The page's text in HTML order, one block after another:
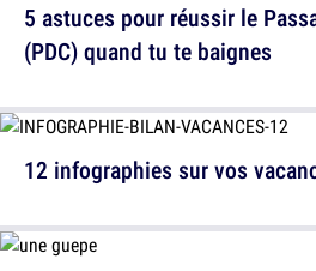
12 infographies sur vos
5 astuces pour réussir le
(PDC) quand tu te baignes